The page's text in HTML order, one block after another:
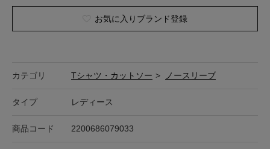
お気に入りブランド登録
カテゴリ Tシャツ・カットソー > ノースリーブ
タイプ レディース
商品コード 2200686079033